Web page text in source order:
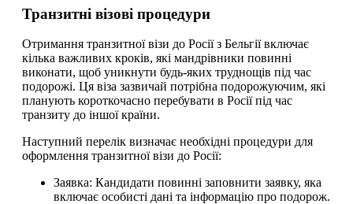
Транзитні візові процедури
Отримання транзитної візи до Росії з Бельгії включає
кілька важливих кроків, які мандрівники повинні
виконати, щоб уникнути будь-яких труднощів під час
подорожі. Ця віза зазвичай потрібна подорожуючим, які
планують короткочасно перебувати в Росії під час
транзиту до іншої країни.
Наступний перелік визначає необхідні процедури для
оформлення транзитної візи до Росії:
Заявка: Кандидати повинні заповнити заявку, яка
включає особисті дані та інформацію про подорож.